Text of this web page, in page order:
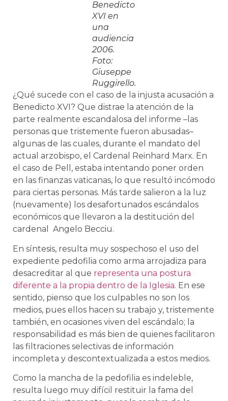
Benedicto
XVI en
una
audiencia
2006.
Foto:
Giuseppe
Ruggirello.
¿Qué sucede con el caso de la injusta acusación a
Benedicto XVI? Que distrae la atención de la
parte realmente escandalosa del informe –las
personas que tristemente fueron abusadas–
algunas de las cuales, durante el mandato del
actual arzobispo, el Cardenal Reinhard Marx. En
el caso de Pell, estaba intentando poner orden
en las finanzas vaticanas, lo que resultó incómodo
para ciertas personas. Más tarde salieron a la luz
(nuevamente) los desafortunados escándalos
económicos que llevaron a la destitución del
cardenal Angelo Becciu.
En síntesis, resulta muy sospechoso el uso del
expediente pedofilia como arma arrojadiza para
desacreditar al que representa una postura
diferente a la propia dentro de la Iglesia. En ese
sentido, pienso que los culpables no son los
medios, pues ellos hacen su trabajo y, tristemente
también, en ocasiones viven del escándalo; la
responsabilidad es más bien de quienes facilitaron
las filtraciones selectivas de información
incompleta y descontextualizada a estos medios.
Como la mancha de la pedofilia es indeleble,
resulta luego muy difícil restituir la fama del